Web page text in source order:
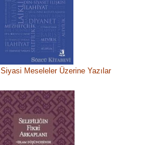
Siyasi Meseleler Üzerine Yazılar